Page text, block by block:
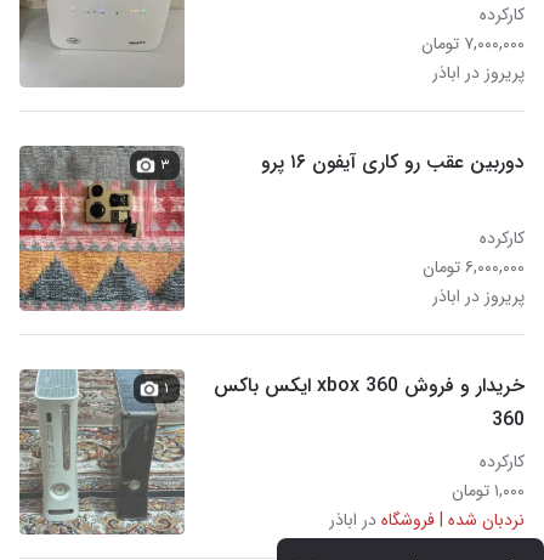
کارکرده
۷,۰۰۰,۰۰۰ تومان
پریروز در اباذر
دوربین عقب رو کاری آیفون ۱۶ پرو
کارکرده
۶,۰۰۰,۰۰۰ تومان
پریروز در اباذر
۳
خریدار و فروش xbox 360 ایکس باکس
360
کارکرده
۱,۰۰۰ تومان
نردبان شده | فروشگاهدر اباذر
۱